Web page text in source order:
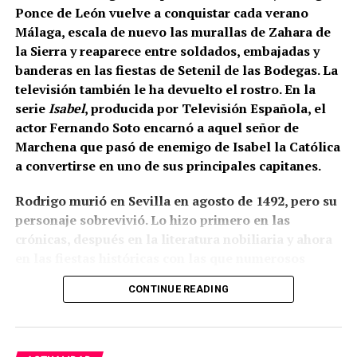
de un mes. La fecha exacta depende de la
maduración de la uva y de las temperaturas.
Cuánto se cobra
El salario mínimo oficial francés es de 12,02 euros
brutos por hora. Sin embargo, las ofertas actuales
consultadas por France Travail ofrecen entre 12,31 y
14,50 euros brutos, dependiendo de la finca y del
trabajo realizado.
CCOO calcula unos ingresos de entre 1.900 y 2.337
euros netos mensuales, que pueden aproximarse a
La jornada ordinaria es de 35 horas semanales. Las
Ponce de León vuelve a conquistar cada verano
Málaga, escala de nuevo las murallas de Zahara de
la Sierra y reaparece entre soldados, embajadas y
banderas en las fiestas de Setenil de las Bodegas. La
televisión también le ha devuelto el rostro. En la
serieIsabel, producida por Televisión Española, el
actor Fernando Soto encarnó a aquel señor de
Marchena que pasó de enemigo de Isabel la Católica
a convertirse en uno de sus principales capitanes.
Rodrigo murió en Sevilla en agosto de 1492, pero su
personaje sobrevivió. Lo hizo primero en las
crónicas, después en la literatura nobiliaria y ahora
municipios andaluces reconstruyen su pasado. Como
el Cid, sigue ganando batallas después de muerto,
CONTINUE READING